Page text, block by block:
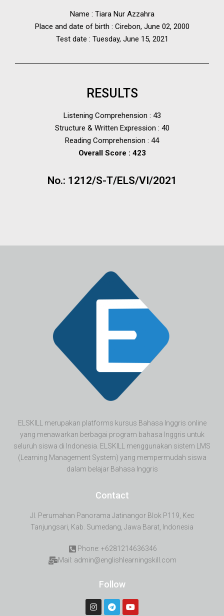
Name : Tiara Nur Azzahra
Place and date of birth : Cirebon, June 02, 2000
Test date : Tuesday, June 15, 2021
RESULTS
Listening Comprehension : 43
Structure & Written Expression : 40
Reading Comprehension : 44
Overall Score : 423
No.: 1212/S-T/ELS/VI/2021
ELSKILL merupakan platforms kursus Bahasa Inggris online
yang menawarkan berbagai program bahasa Inggris untuk
seluruh siswa di Indonesia. ELSKILL menggunakan sistem LMS
(Learning Management System) yang mempermudah siswa
dalam belajar Bahasa Inggris
Contact
Jl. Perumahan Panorama Jatinangor Blok P119, Kec
Tanjungsari, Kab. Sumedang, Jawa Barat, Indonesia
Phone: +6281214636346
Mail: admin@englishlearningskill.com
Follow